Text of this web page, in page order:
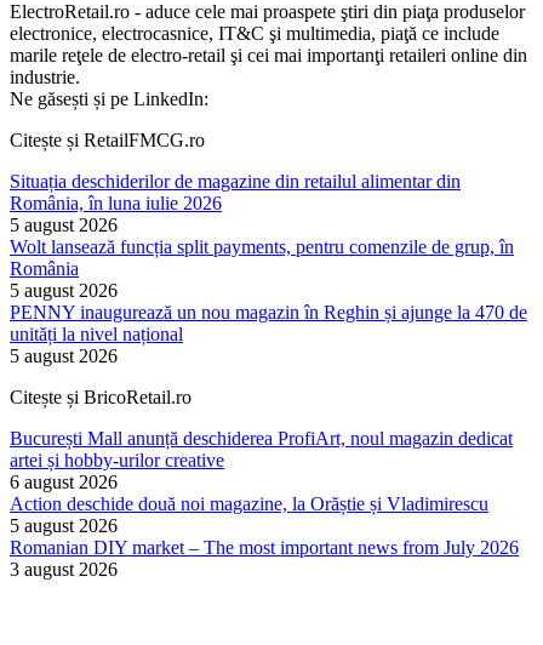
ElectroRetail.ro - aduce cele mai proaspete ştiri din piaţa produselor
electronice, electrocasnice, IT&C şi multimedia, piaţă ce include
marile reţele de electro-retail şi cei mai importanţi retaileri online din
industrie.
Ne găsești și pe LinkedIn:
Citește și RetailFMCG.ro
Situația deschiderilor de magazine din retailul alimentar din
România, în luna iulie 2026
5 august 2026
Wolt lansează funcția split payments, pentru comenzile de grup, în
România
5 august 2026
PENNY inaugurează un nou magazin în Reghin și ajunge la 470 de
unități la nivel național
5 august 2026
Citește și BricoRetail.ro
București Mall anunță deschiderea ProfiArt, noul magazin dedicat
artei și hobby-urilor creative
6 august 2026
Action deschide două noi magazine, la Orăștie și Vladimirescu
5 august 2026
Romanian DIY market – The most important news from July 2026
3 august 2026